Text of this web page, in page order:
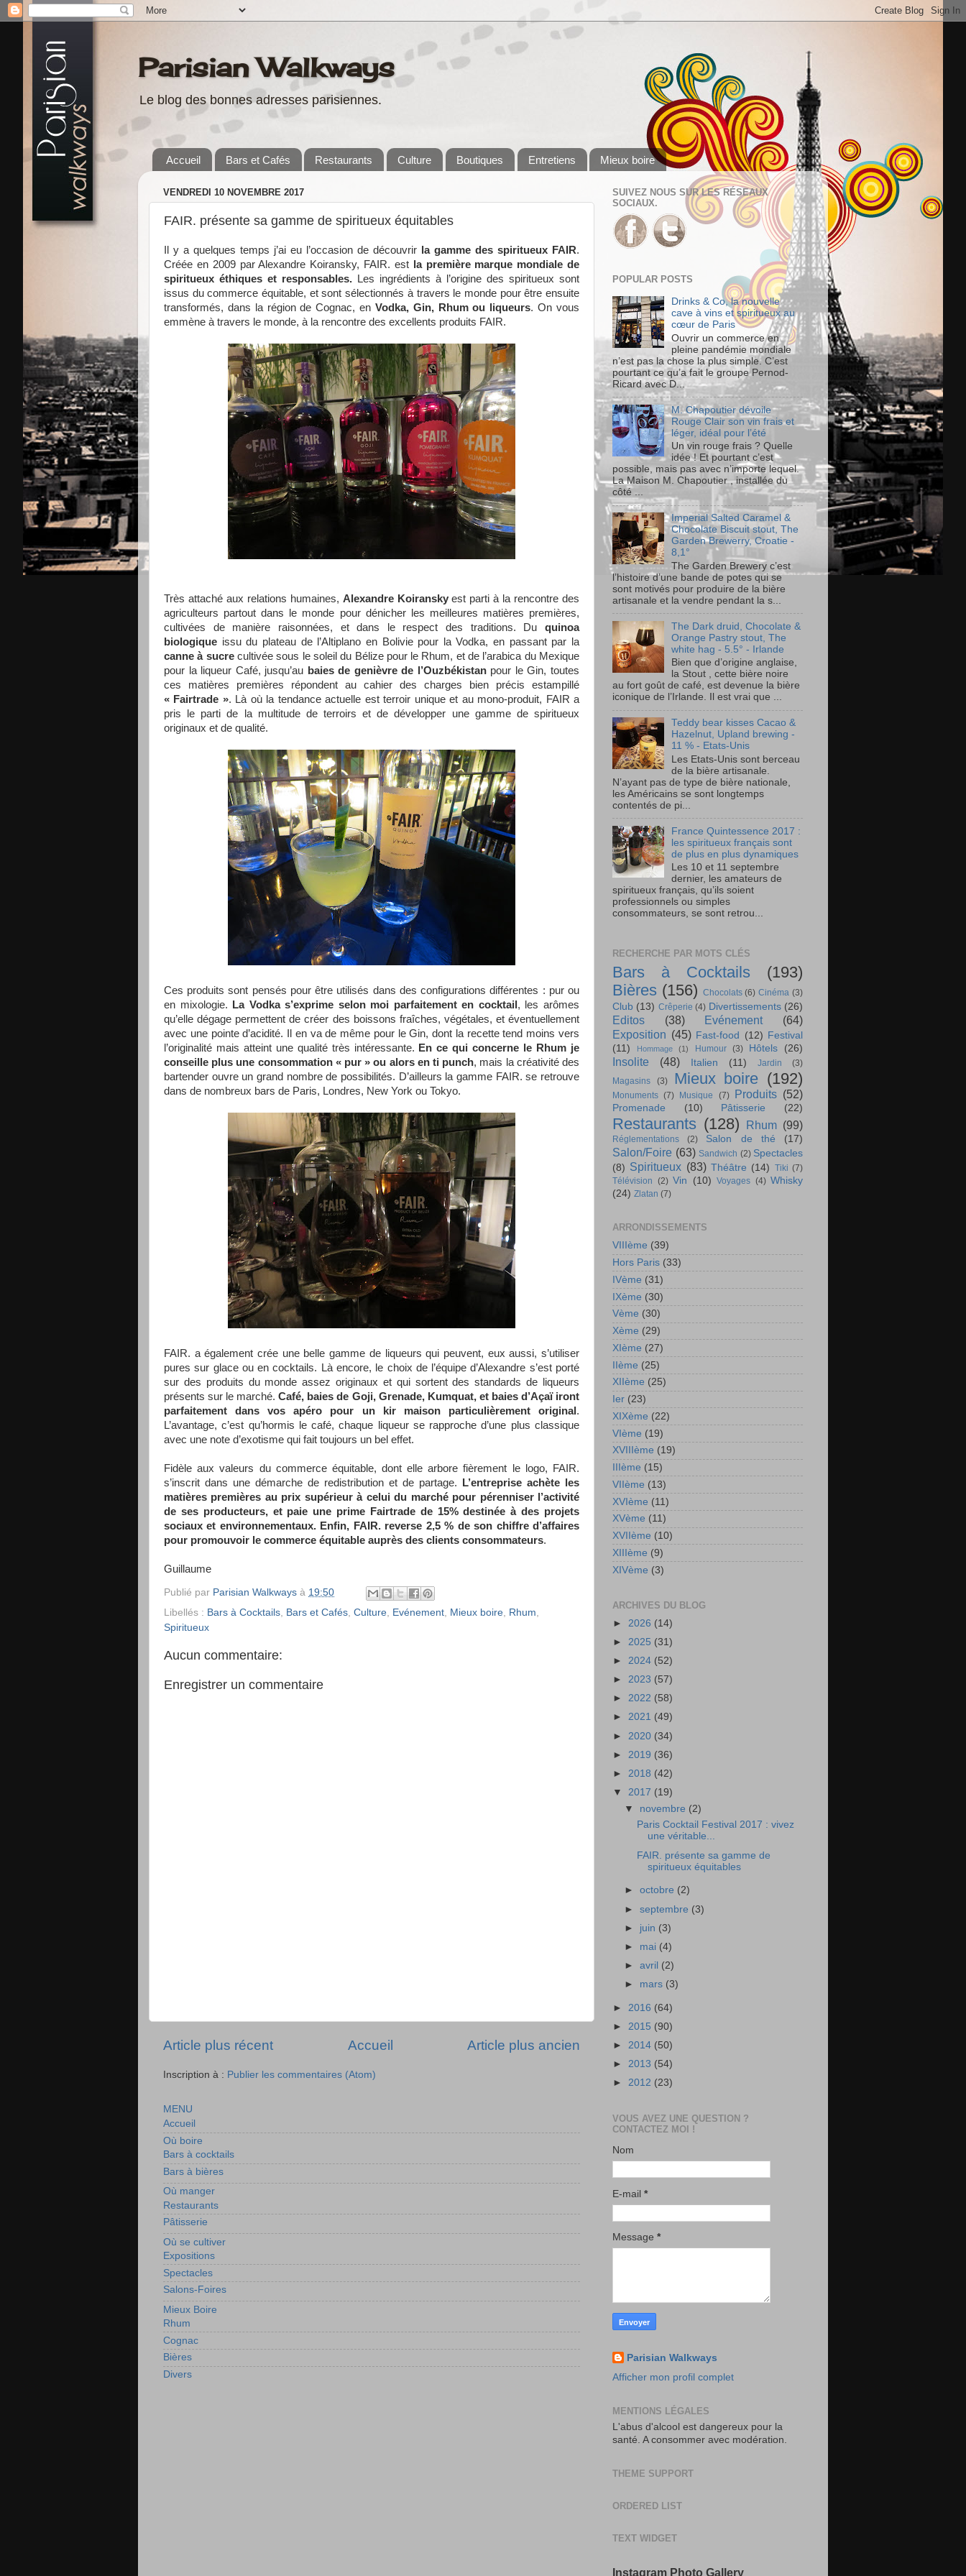
Parisian Walkways
Le blog des bonnes adresses parisiennes.
Accueil Bars et Cafés Restaurants Culture Boutiques Entretiens Mieux boire
VENDREDI 10 NOVEMBRE 2017
FAIR. présente sa gamme de spiritueux équitables
Il y a quelques temps j’ai eu l’occasion de découvrir la gamme des spiritueux FAIR.
Créée en 2009 par Alexandre Koiransky, FAIR. est
la première marque mondiale de
spiritueux éthiques et responsables. Les ingrédients à l’origine des spiritueux sont
issus du commerce équitable, et sont sélectionnés à travers le monde pour être ensuite
transformés, dans la région de Cognac, en Vodka, Gin, Rhum ou liqueurs. On vous
emmène à travers le monde, à la rencontre des excellents produits FAIR.
Très attaché aux relations humaines, Alexandre Koiranskyest parti à la rencontre des
agriculteurs partout dans le monde pour dénicher les meilleures matières premières,
cultivées de manière raisonnées, et dans le respect des traditions. Du quinoa
biologique issu du plateau de l’Altiplano en Bolivie pour la Vodka, en passant par la
canne à sucrecultivée sous le soleil du Bélize pour le Rhum, et de l’arabica du Mexique
pour la liqueur Café, jusqu’au baies de genièvre de l’Ouzbékistan pour le Gin, toutes
ces matières premières répondent au cahier des charges bien précis estampillé
« Fairtrade ». Là où la tendance actuelle est terroir unique et au mono-produit, FAIR a
pris le parti de la multitude de terroirs et de développer une gamme de spiritueux
originaux et de qualité.
Ces produits sont pensés pour être utilisés dans des configurations différentes : pur ou
en mixologie.
La Vodka s’exprime selon moi parfaitement en cocktail , les arômes
qu’elle dégage permettent de créer des boissons fraîches, végétales, et éventuellement
avec une pointe d’acidité. Il en va de même pour le Gin, dont la recette tend moins vers
l’originalité mais atteint une qualité très intéressante. En ce qui concerne le Rhum je
conseille plus une consommation « pur » ou alors en ti punch, mais la créativité des
bartender ouvre un grand nombre de possibilités. D’ailleurs la gamme FAIR. se retrouve
dans de nombreux bars de Paris, Londres, New York ou Tokyo.
FAIR. a également crée une belle gamme de liqueurs qui peuvent, eux aussi, s’utiliser
pures sur glace ou en cocktails. Là encore, le choix de l’équipe d’Alexandre s’est porté
sur des produits du monde assez originaux et qui sortent des standards de liqueurs
présents sur le marché.Café, baies de Goji, Grenade, Kumquat, et baies d’Açaï iront
parfaitement dans vos apéro pour un kir maison particulièrement original .
L’avantage, c’est qu’hormis le café, chaque liqueur se rapproche d’une plus classique
avec une note d’exotisme qui fait toujours un bel effet.
Fidèle aux valeurs du commerce équitable, dont elle arbore fièrement le logo, FAIR.
s’inscrit dans une démarche de redistribution et de partage.
L’entreprise achète les
matières premières au prix supérieur à celui du marché pour pérenniser l’activité
de ses producteurs, et paie une prime Fairtrade de 15% destinée à des projets
sociaux et environnementaux. Enfin, FAIR. reverse 2,5 % de son chiffre d’affaires
pour promouvoir le commerce équitable auprès des clients consommateurs.
Guillaume
Publié par Parisian Walkways à 19:50
Libellés : Bars à Cocktails Bars et Cafés Culture Evénement Mieux boire Rhum
Spiritueux
Aucun commentaire:
Enregistrer un commentaire
Article plus récent Article plus ancien
Accueil
Inscription à : Publier les commentaires (Atom)
MENU
Accueil
Où boire
Bars à cocktails
Bars à bières
Où manger
Restaurants
Pâtisserie
Où se cultiver
Expositions
Spectacles
Salons-Foires
Mieux Boire
Rhum
Cognac
Bières
Divers
SUIVEZ NOUS SUR LES RÉSEAUX
SOCIAUX.
POPULAR POSTS
Drinks & Co, la nouvelle
cave à vins et spiritueux au
cœur de Paris
Ouvrir un commerce en
pleine pandémie mondiale
n’est pas la chose la plus simple. C’est
pourtant ce qu’a fait le groupe Pernod-
Ricard avec D...
M. Chapoutier dévoile
Rouge Clair son vin frais et
léger, idéal pour l’été
Un vin rouge frais ? Quelle
idée ! Et pourtant c’est
possible, mais pas avec n’importe lequel.
La Maison M. Chapoutier , installée du
côté ...
Imperial Salted Caramel &
Chocolate Biscuit stout, The
Garden Brewerry, Croatie -
8,1°
The Garden Brewery c’est
l’histoire d’une bande de potes qui se
sont motivés pour produire de la bière
artisanale et la vendre pendant la s...
The Dark druid, Chocolate &
Orange Pastry stout, The
white hag - 5.5° - Irlande
Bien que d’origine anglaise,
la Stout , cette bière noire
au fort goût de café, est devenue la bière
iconique de l’Irlande. Il est vrai que ...
Teddy bear kisses Cacao &
Hazelnut, Upland brewing -
11 % - Etats-Unis
Les Etats-Unis sont berceau
de la bière artisanale.
N’ayant pas de type de bière nationale,
les Américains se sont longtemps
contentés de pi...
France Quintessence 2017 :
les spiritueux français sont
de plus en plus dynamiques
Les 10 et 11 septembre
dernier, les amateurs de
spiritueux français, qu’ils soient
professionnels ou simples
consommateurs, se sont retrou...
RECHERCHE PAR MOTS CLÉS
Bars à Cocktails
(193)
Bières (156) Chocolats (6) Cinéma (3)
Club (13) Crêperie (4) Divertissements (26)
Editos (38) Evénement
(64)
Exposition (45) Fast-food (12) Festival
(11)
Hommage (1) Humour (3) Hôtels (26)
Insolite (48) Italien (11) Jardin
(3)
Magasins
(3) Mieux boire (192)
Monuments (7) Musique (7) Produits (52)
Promenade (10) Pâtisserie (22)
Restaurants (128) Rhum (99)
Réglementations (2) Salon de thé (17)
Salon/Foire (63) Sandwich (2) Spectacles
(8) Spiritueux (83) Théâtre (14) Tiki (7)
Télévision (2) Vin (10) Voyages (4) Whisky
(24) Zlatan (7)
ARRONDISSEMENTS
VIIIème (39)
Hors Paris (33)
IVème (31)
IXème (30)
Vème (30)
Xème (29)
XIème (27)
IIème (25)
XIIème (25)
Ier (23)
XIXème (22)
VIème (19)
XVIIIème (19)
IIIème (15)
VIIème (13)
XVIème (11)
XVème (11)
XVIIème (10)
XIIIème (9)
XIVème (3)
ARCHIVES DU BLOG
► 2026 (14)
► 2025 (31)
► 2024 (52)
► 2023 (57)
► 2022 (58)
► 2021 (49)
► 2020 (34)
► 2019 (36)
► 2018 (42)
▼ 2017 (19)
▼ novembre (2)
Paris Cocktail Festival 2017 : vivez
une véritable...
FAIR. présente sa gamme de
spiritueux équitables
►octobre (2)
►septembre (3)
► juin (3)
► mai (4)
►avril (2)
► mars (3)
► 2016 (64)
► 2015 (90)
► 2014 (50)
► 2013 (54)
► 2012 (23)
VOUS AVEZ UNE QUESTION ?
CONTACTEZ MOI !
Nom
E-mail *
Message *
Parisian Walkways
Afficher mon profil complet
MENTIONS LÉGALES
L'abus d'alcool est dangereux pour la
santé. A consommer avec modération.
THEME SUPPORT
ORDERED LIST
TEXT WIDGET
Instagram Photo Gallery